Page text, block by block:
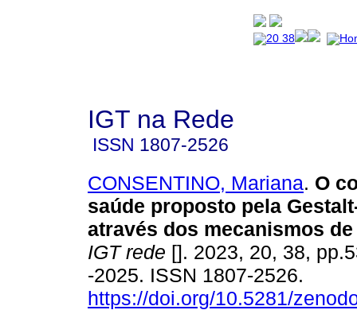
IGT na Rede
ISSN 1807-2526
CONSENTINO, Mariana. O
saúde proposto pela
através dos mecanismos
IGT rede []. 2023, 20, 38,
-2025. ISSN 1807-2526.
https://doi.org/10.5281/